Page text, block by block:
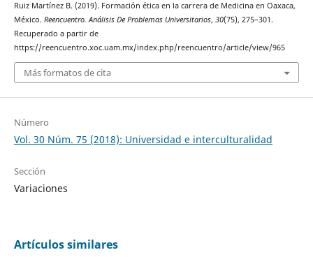
Ruiz Martínez B. (2019). Formación ética en la carrera de Medicina en Oaxaca,
México. Reencuentro. Análisis De Problemas Universitarios, 30(75), 275–301.
Recuperado a partir de
https://reencuentro.xoc.uam.mx/index.php/reencuentro/article/view/965
Más formatos de cita
Número
Vol. 30 Núm. 75 (2018): Universidad e interculturalidad
Sección
Variaciones
Artículos similares